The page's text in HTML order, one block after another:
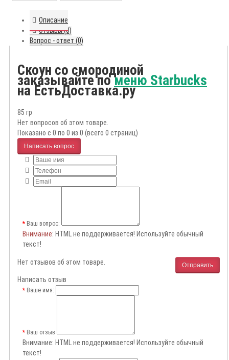
Описание
Отзывы (0)
Вопрос - ответ (0)
Скоун со смородиной
заказывайте поменю Starbucks
на ЕстьДоставка.ру
85 гр
Нет вопросов об этом товаре.
Показано с 0 по 0 из 0 (всего 0 страниц)
Написать вопрос
Ваш вопрос:
Внимание: HTML не поддерживается! Используйте обычный
текст!
Отправить
Нет отзывов об этом товаре.
Написать отзыв
Ваше имя:
Ваш отзыв
Внимание: HTML не поддерживается! Используйте обычный
текст!